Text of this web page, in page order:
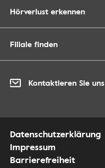
Hörverlust erkennen
Filiale finden
Kontaktieren Sie uns
Datenschutzerklärung
Impressum
Barrierefreiheit